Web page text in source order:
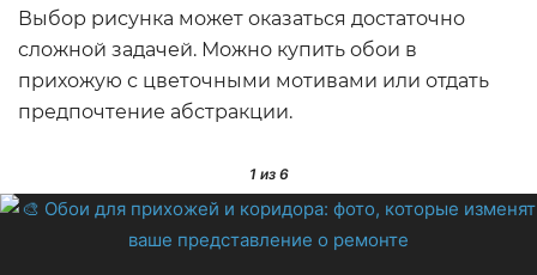
Выбор рисунка может оказаться достаточно
сложной задачей. Можно купить обои в
прихожую с цветочными мотивами или отдать
предпочтение абстракции.
1из 6